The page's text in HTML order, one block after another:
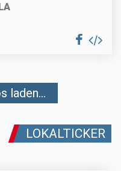
laden...
LOKALTICKER